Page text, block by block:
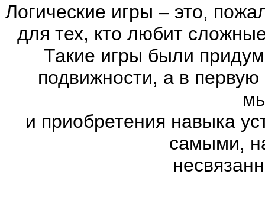
Логические игры – это,
для тех, кто любит
Такие игры были
подвижности, а в первую
и приобретения навыка
самыми,